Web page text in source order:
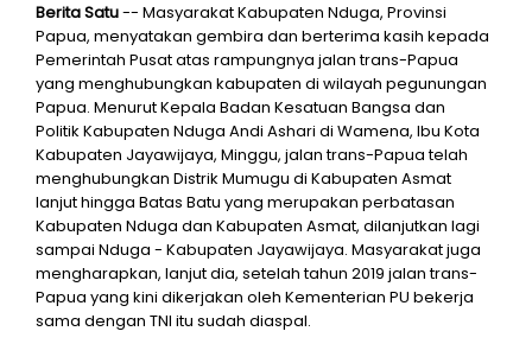
Berita Satu-- Masyarakat Kabupaten Nduga, Provinsi
Papua, menyatakan gembira dan berterima kasih kepada
Pemerintah Pusat atas rampungnya jalan trans-Papua
yang menghubungkan kabupaten di wilayah pegunungan
Papua. Menurut Kepala Badan Kesatuan Bangsa dan
Politik Kabupaten Nduga Andi Ashari di Wamena, Ibu Kota
Kabupaten Jayawijaya, Minggu, jalan trans-Papua telah
menghubungkan Distrik Mumugu di Kabupaten Asmat
lanjut hingga Batas Batu yang merupakan perbatasan
Kabupaten Nduga dan Kabupaten Asmat, dilanjutkan lagi
sampai Nduga - Kabupaten Jayawijaya. Masyarakat juga
mengharapkan, lanjut dia, setelah tahun 2019 jalan trans-
Papua yang kini dikerjakan oleh Kementerian PU bekerja
sama dengan TNI itu sudah diaspal.